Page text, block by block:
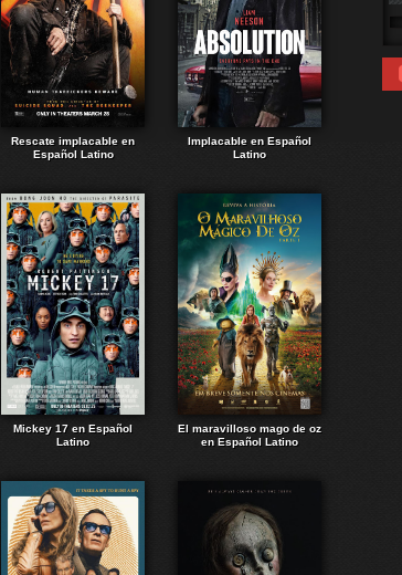
Rescate implacable en
Español Latino
Implacable en Español
Latino
Mickey 17 en Español
Latino
El maravilloso mago de oz
en Español Latino